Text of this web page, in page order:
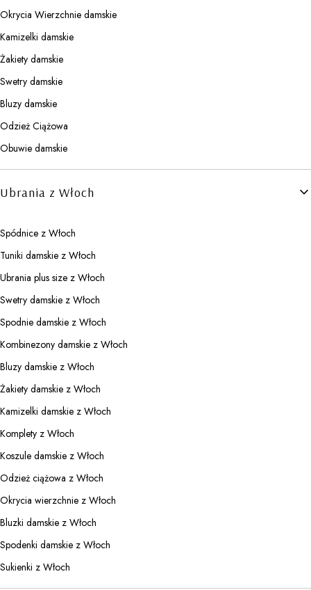
Okrycia Wierzchnie damskie
Kamizelki damskie
Żakiety damskie
Swetry damskie
Bluzy damskie
Odzież Ciążowa
Obuwie damskie
Ubrania z Włoch
Spódnice z Włoch
Tuniki damskie z Włoch
Ubrania plus size z Włoch
Swetry damskie z Włoch
Spodnie damskie z Włoch
Kombinezony damskie z Włoch
Bluzy damskie z Włoch
Żakiety damskie z Włoch
Kamizelki damskie z Włoch
Komplety z Włoch
Koszule damskie z Włoch
Odzież ciążowa z Włoch
Okrycia wierzchnie z Włoch
Bluzki damskie z Włoch
Spodenki damskie z Włoch
Sukienki z Włoch